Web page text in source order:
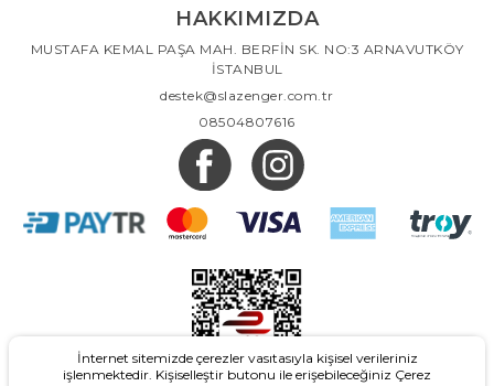
HAKKIMIZDA
MUSTAFA KEMAL PAŞA MAH. BERFİN SK. NO:3 ARNAVUTKÖY
İSTANBUL
destek@slazenger.com.tr
08504807616
İnternet sitemizde çerezler vasıtasıyla kişisel verileriniz
işlenmektedir. Kişiselleştir butonu ile erişebileceğiniz Çerez